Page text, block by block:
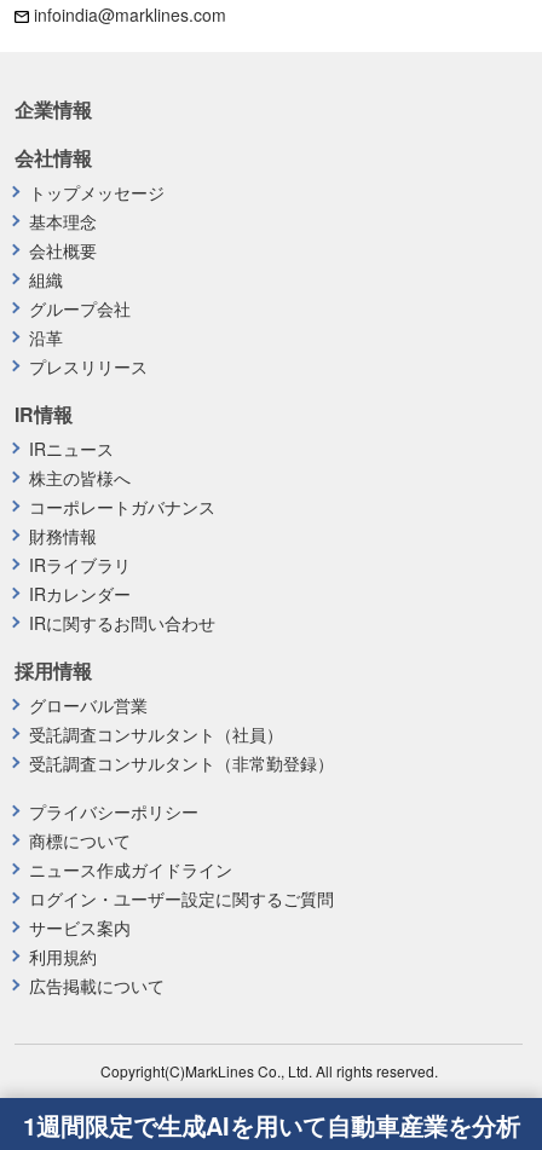
infoindia@marklines.com
企業情報
プライバシーポリシー
商標について
ニュース作成ガイドライン
ログイン・ユーザー設定に関するご質問
サービス案内
利用規約
広告掲載について
採用情報
グローバル営業
受託調査コンサルタント（社員）
受託調査コンサルタント（非常勤登録）
会社情報
トップメッセージ
基本理念
会社概要
組織
グループ会社
沿革
プレスリリース
IR情報
IRニュース
株主の皆様へ
コーポレートガバナンス
財務情報
IRライブラリ
IRカレンダー
IRに関するお問い合わせ
Copyright(C)MarkLines Co., Ltd. All rights reserved.
1週間限定で生成AIを用いて自動車産業を分析